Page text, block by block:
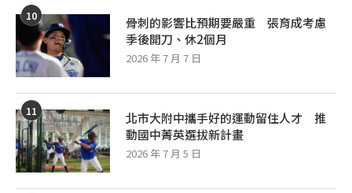
10
骨刺的影響比預期要嚴重 張育成考慮
季後開刀、休2個月
2026 年 7 月 7 日
11
北市大附中攜手好的運動留住人才 推
動國中菁英選拔新計畫
2026 年 7 月 5 日